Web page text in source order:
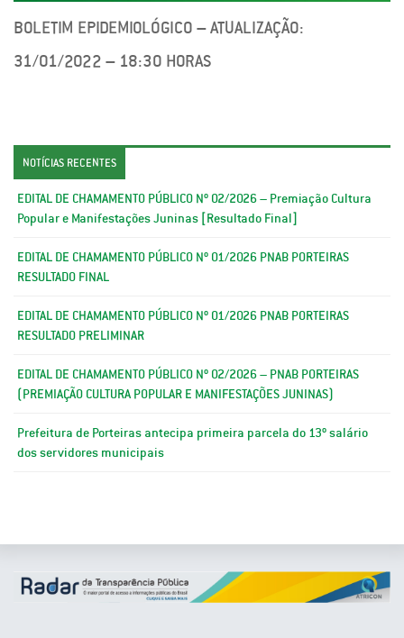
BOLETIM EPIDEMIOLÓGICO – ATUALIZAÇÃO:
31/01/2022 – 18:30 HORAS
NOTÍCIAS RECENTES
EDITAL DE CHAMAMENTO PÚBLICO Nº 02/2026 – Premiação Cultura
Popular e Manifestações Juninas [Resultado Final]
EDITAL DE CHAMAMENTO PÚBLICO Nº 01/2026 PNAB PORTEIRAS
RESULTADO FINAL
EDITAL DE CHAMAMENTO PÚBLICO Nº 01/2026 PNAB PORTEIRAS
RESULTADO PRELIMINAR
EDITAL DE CHAMAMENTO PÚBLICO Nº 02/2026 – PNAB PORTEIRAS
(PREMIAÇÃO CULTURA POPULAR E MANIFESTAÇÕES JUNINAS)
Prefeitura de Porteiras antecipa primeira parcela do 13º salário
dos servidores municipais